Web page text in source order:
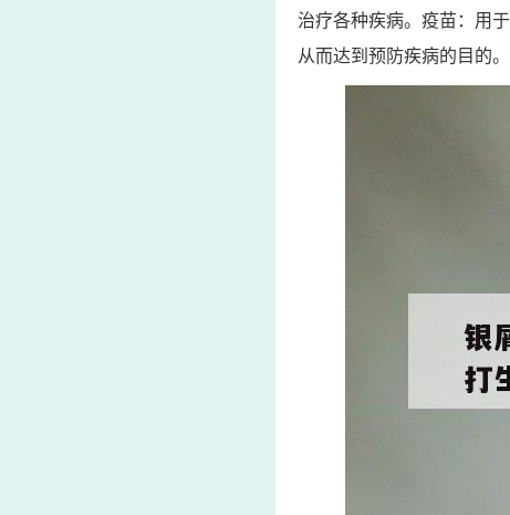
治疗各种疾病。疫苗：用
从而达到预防疾病的目的。